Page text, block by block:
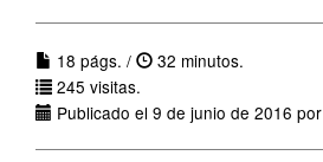
18 págs. /
32 minutos.
245 visitas.
Publicado el 9 de junio de 2016 por